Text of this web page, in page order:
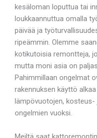
kesäloman loputtua tai
loukkaannuttua omalla
päivää ja
ripeämmin. Olemme
kotikutoisia remontteja,
mutta moni asia on
Pahimmillaan ongelmat
rakennuksen käyttö
lämpövuotojen, kosteus-
ongelmien vuoksi.